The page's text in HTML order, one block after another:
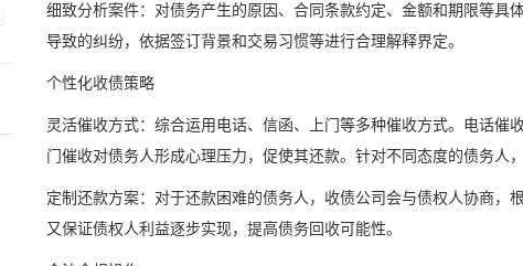
细致分析案件：对债务产生的原因、合同条款约定、金额和期限等具
导致的纠纷，依据签订背景和交易习惯等进行合理解释界定。
个性化收债策略
灵活催收方式：综合运用电话、信函、上门等多种催收方式。电话
门催收对债务人形成心理压力，促使其还款。针对不同态度的债务人
定制还款方案：对于还款困难的债务人，收债公司会与债权人协商，
又保证债权人利益逐步实现，提高债务回收可能性。